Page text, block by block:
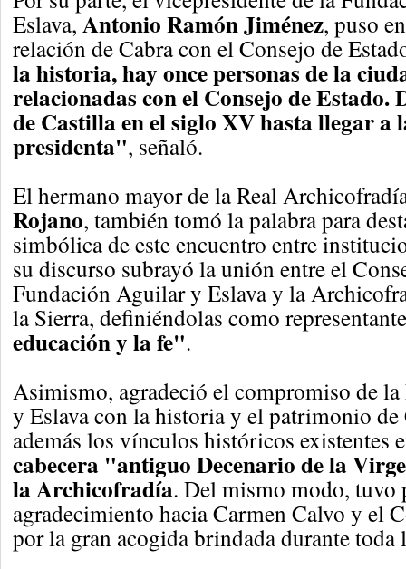
Eslava,Antonio Ramón Jiménez, puso
relación de Cabra con el Consejo de
la historia, hay once personas de la
relacionadas con el Consejo de Estado.
de Castilla en el siglo XV hasta llegar a
presidenta", señaló.
El hermano mayor de la Real
Rojano, también tomó la palabra para
simbólica de este encuentro entre
su discurso subrayó la unión entre el
Fundación Aguilar y Eslava y la
la Sierra, definiéndolas como
educación y la fe".
Asimismo, agradeció el compromiso de
y Eslava con la historia y el patrimonio de
además los vínculos históricos existentes
cabecera "antiguo Decenario de la
la Archicofradía. Del mismo modo, tuvo
agradecimiento hacia Carmen Calvo y el
por la gran acogida brindada durante toda